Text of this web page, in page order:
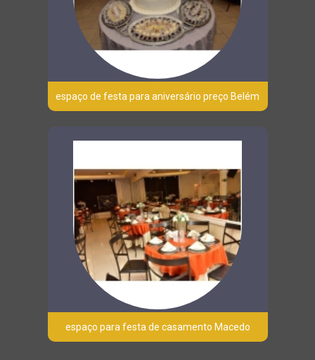
espaço de festa para aniversário preço Belém
espaço para festa de casamento Macedo